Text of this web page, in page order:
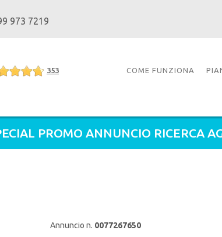
973 7219
353 COME FUNZIONA
PROMO ANNUNCIO RICERCA
Annuncio n. 0077267650